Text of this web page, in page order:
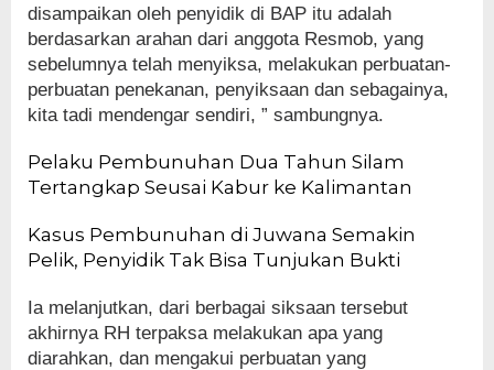
disampaikan oleh penyidik di BAP itu adalah
berdasarkan arahan dari anggota Resmob, yang
sebelumnya telah menyiksa, melakukan perbuatan-
perbuatan penekanan, penyiksaan dan sebagainya,
kita tadi mendengar sendiri, ” sambungnya.
Pelaku Pembunuhan Dua Tahun Silam
Tertangkap Seusai Kabur ke Kalimantan
Kasus Pembunuhan di Juwana Semakin
Pelik, Penyidik Tak Bisa Tunjukan Bukti
Ia melanjutkan, dari berbagai siksaan tersebut
akhirnya RH terpaksa melakukan apa yang
diarahkan, dan mengakui perbuatan yang